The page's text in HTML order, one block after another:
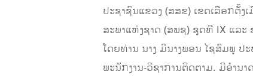
ປະຊາຊົນແຂວງ (ສສຂ) ເຂດເລືອກຕັ້
ສະພາແຫ່ງຊາດ (ສພຊ) ຊຸດທີ IX ແລະ
ໂດຍທ່ານ ນາງ ມີນາງພອນ ໄຊສົມພູ ປ
ພະນັກງານ-ວີຊາການຕິດຕາມ. ມີອຳນ